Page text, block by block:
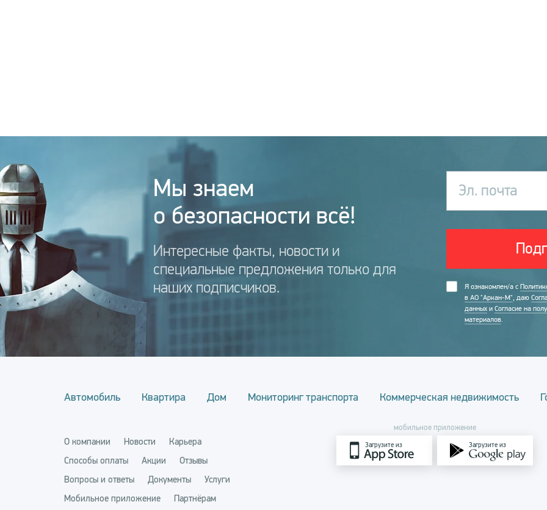
Мы знаем
о безопасности всё!
Интересные факты, новости и
специальные предложения только для
наших подписчиков.
Эл. почта
Я ознакомлен/а с
в АО "Аркан-М", даю
данных и Согласие на
материалов.
Автомобиль Квартира Дом Мониторинг транспорта Коммерческая недвижимость
О компании Новости
Карьера
Способы оплаты
Акции
Отзывы
Вопросы и ответы
Документы
Услуги
Мобильное приложение
Партнёрам
мобильное приложение
Загрузите из Загрузите из